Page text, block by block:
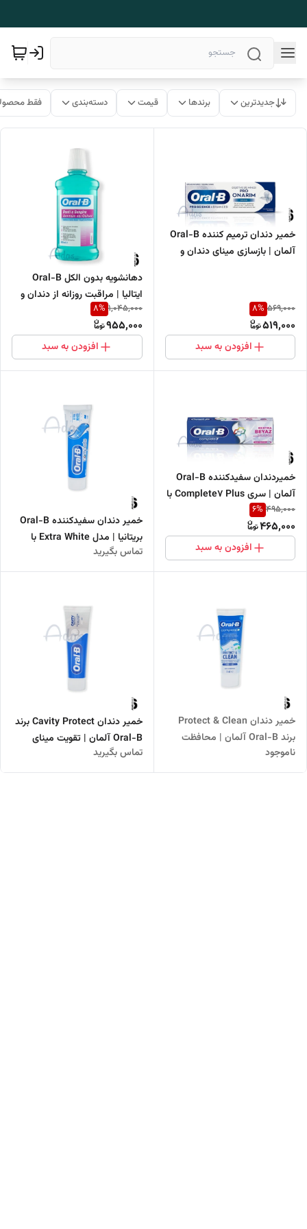
جدیدترین برندها قیمت دسته‌بندی فقط
خمیر دندان ترمیم کننده Oral-B
آلمان | بازسازی مینای دندان و
569,000
8%
519,000
افزودن به سبد
دهانشویه بدون الکل Oral-B
ایتالیا | مراقبت روزانه از دندان و
لثه 500 میل
1,045,000
8%
955,000
افزودن به سبد
خمیردندان سفیدکننده Oral-B
آلمان | سری Complete7 Plus با
طعم نعنا خنک
495,000
6%
465,000
افزودن به سبد
خمیر دندان سفیدکننده Oral-B
بریتانیا | مدل Extra White با
عصاره نعناع تازه
تماس بگیرید
خمیر دندان Protect & Clean
برند Oral-B آلمان | محافظت
تخصصی و پاکسازی موثر دندان‌ها
ناموجود
خمیر دندان Cavity Protect برند
Oral-B آلمان | تقویت مینای
دندان و پیشگیری از پوسیدگی
تماس بگیرید